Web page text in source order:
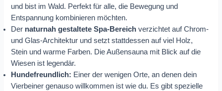
und bist im Wald. Perfekt für alle, die Bewegung und
Entspannung kombinieren möchten.
Der naturnah gestaltete Spa-Bereich verzichtet auf Chrom-
und Glas-Architektur und setzt stattdessen auf viel Holz,
Stein und warme Farben. Die Außensauna mit Blick auf die
Wiesen ist legendär.
Hundefreundlich: Einer der wenigen Orte, an denen dein
Vierbeiner genauso willkommen ist wie du. Es gibt spezielle